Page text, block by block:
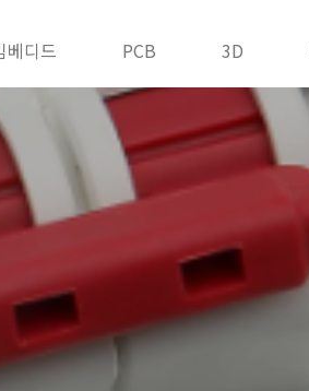
베디드 PCB 3D